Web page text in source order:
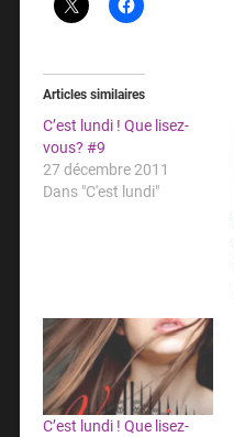
Articles similaires
C’est lundi ! Que lisez-
vous? #9
27 décembre 2011
Dans "C'est lundi"
C’est lundi ! Que lisez-